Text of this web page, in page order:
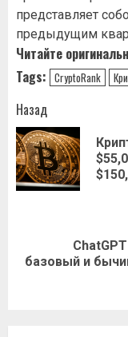
представляет
предыдущим
Читайте
Tags: CrуptoRank
Навигация
записи
Назад
Следующая
базовый и